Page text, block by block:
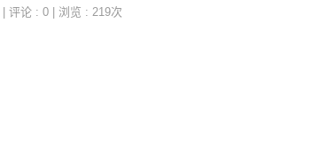
| 评论 : 0 | 浏览 : 219次